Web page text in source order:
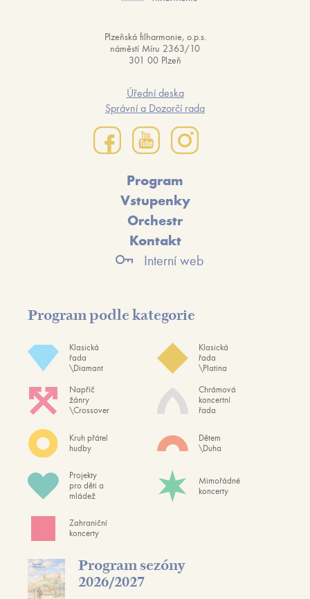
Plzeňská filharmonie, o.p.s.
náměstí Míru 2363/10
301 00 Plzeň
Úřední deska
Správní a Dozorčí rada
Program
Vstupenky
Orchestr
Kontakt
Interní web
Program podle kategorie
Klasická
řada
\Diamant
Klasická
řada
\Platina
Napříč
žánry
\Crossover
Chrámová
koncertní
řada
Kruh přátel
hudby
Dětem
\Duha
Projekty
pro děti a
mládež
Mimořádné
koncerty
Zahraniční
koncerty
Program sezóny
2026/2027